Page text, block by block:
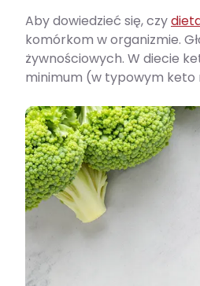
Aby dowiedzieć się, czy
komórkom w organizmie.
żywnościowych. W diecie
minimum (w typowym keto